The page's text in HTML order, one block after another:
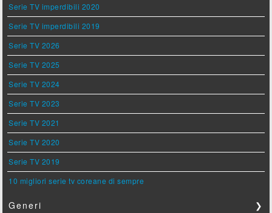
Serie TV imperdibili 2020
Serie TV imperdibili 2019
Serie TV 2026
Serie TV 2025
Serie TV 2024
Serie TV 2023
Serie TV 2021
Serie TV 2020
Serie TV 2019
10 migliori serie tv coreane di sempre
Generi ❯